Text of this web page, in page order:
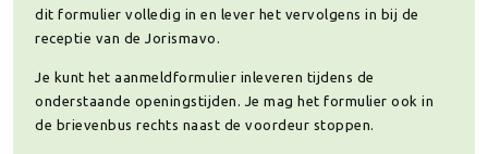
dit formulier volledig in en lever het vervolgens in bij de
receptie van de Jorismavo.
Je kunt het aanmeldformulier inleveren tijdens de
onderstaande openingstijden. Je mag het formulier ook in
de brievenbus rechts naast de voordeur stoppen.